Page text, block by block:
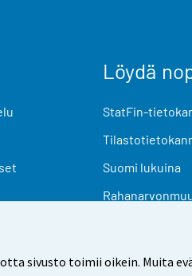
sivusto toimii oikein. Muita
Löydä
StatFin-
Suomi lukuina